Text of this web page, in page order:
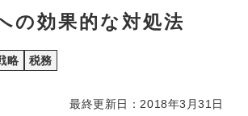
の効果的な対処法
略 税務
最終更新日：2018年3月31日